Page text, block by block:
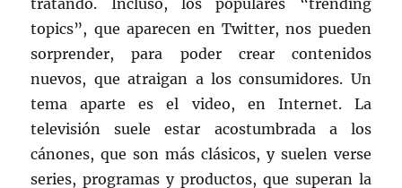
topics”, que aparecen en Twitter, nos pueden
sorprender, para poder crear contenidos
nuevos, que atraigan a los consumidores. Un
tema aparte es el video, en Internet. La
televisión suele estar acostumbrada a los
cánones, que son más clásicos, y suelen verse
series, programas y productos, que superan la